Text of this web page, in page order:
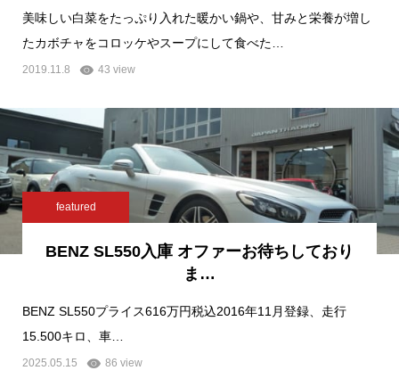
美味しい白菜をたっぷり入れた暖かい鍋や、甘みと栄養が増し
たカボチャをコロッケやスープにして食べた…
2019.11.8 43 view
featured
BENZ SL550入庫 オファーお待ちしており
ま…
BENZ SL550プライス616万円税込2016年11月登録、走行
15.500キロ、車…
2025.05.15 86 view